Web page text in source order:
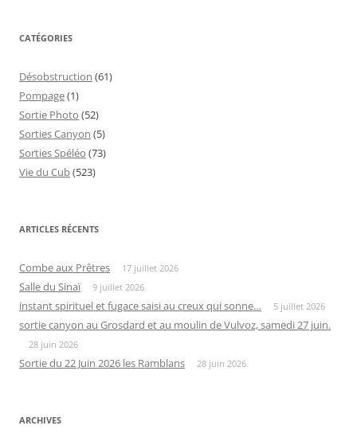
CATÉGORIES
Désobstruction (61)
Pompage(1)
Sortie Photo (52)
Sorties Canyon (5)
Sorties Spéléo (73)
Vie du Cub(523)
ARTICLES RÉCENTS
Combe aux Prêtres 17 juillet 2026
Salle du Sinaï 9 juillet 2026
instant spirituel et fugace saisi au creux qui sonne… 5 juillet 2026
sortie canyon au Grosdard et au moulin de Vulvoz, samedi 27 juin.
28 juin 2026
Sortie du 22 Juin 2026 les Ramblans 28 juin 2026
ARCHIVES